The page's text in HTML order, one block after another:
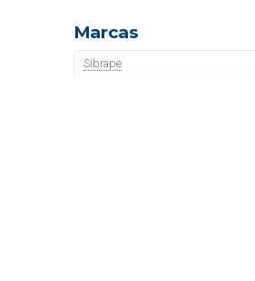
Marcas
Sibrape